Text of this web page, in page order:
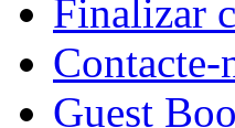
Finalizar
Contacte-
Guest